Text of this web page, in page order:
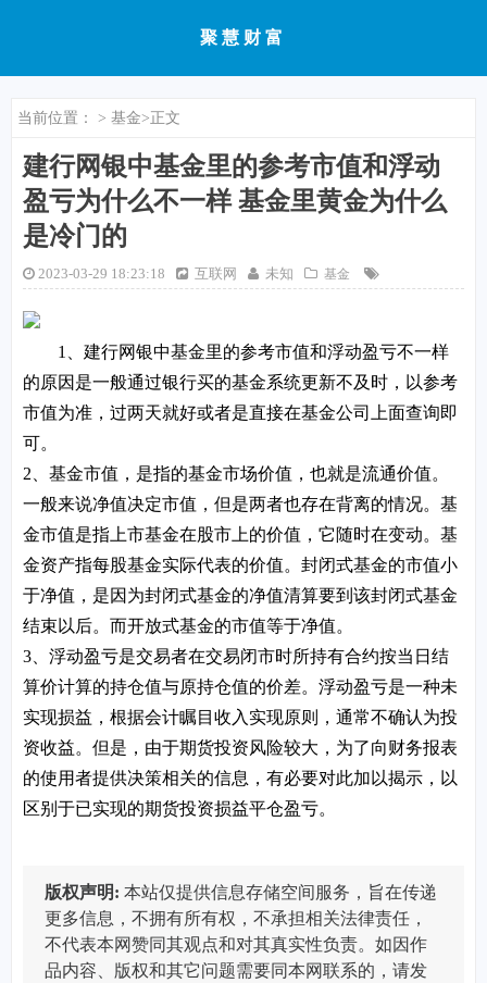
聚慧财富
当前位置： > 基金>正文
建行网银中基金里的参考市值和浮动
盈亏为什么不一样 基金里黄金为什么
是冷门的
2023-03-29 18:23:18 互联网 未知 基金
1、建行网银中基金里的参考市值和浮动盈亏不一样
的原因是一般通过银行买的基金系统更新不及时，以参考
市值为准，过两天就好或者是直接在基金公司上面查询即
可。
2、基金市值，是指的基金市场价值，也就是流通价值。
一般来说净值决定市值，但是两者也存在背离的情况。基
金市值是指上市基金在股市上的价值，它随时在变动。基
金资产指每股基金实际代表的价值。封闭式基金的市值小
于净值，是因为封闭式基金的净值清算要到该封闭式基金
结束以后。而开放式基金的市值等于净值。
3、浮动盈亏是交易者在交易闭市时所持有合约按当日结
算价计算的持仓值与原持仓值的价差。浮动盈亏是一种未
实现损益，根据会计瞩目收入实现原则，通常不确认为投
资收益。但是，由于期货投资风险较大，为了向财务报表
的使用者提供决策相关的信息，有必要对此加以揭示，以
区别于已实现的期货投资损益平仓盈亏。
版权声明: 本站仅提供信息存储空间服务，旨在传递
更多信息，不拥有所有权，不承担相关法律责任，
不代表本网赞同其观点和对其真实性负责。如因作
品内容、版权和其它问题需要同本网联系的，请发